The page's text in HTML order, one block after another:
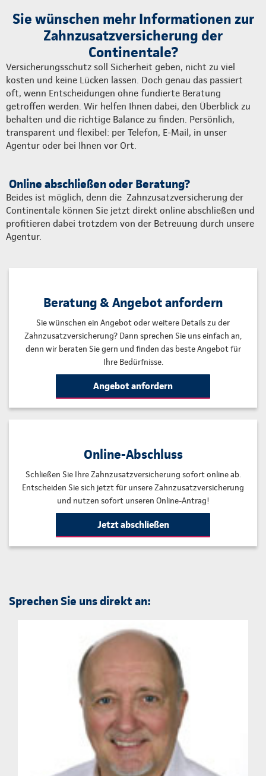
Sie wünschen mehr Informationen zur
Zahnzusatzversicherung der
Continentale?
Versicherungsschutz soll Sicherheit geben, nicht zu viel
kosten und keine Lücken lassen. Doch genau das passiert
oft, wenn Entscheidungen ohne fundierte Beratung
getroffen werden. Wir helfen Ihnen dabei, den Überblick zu
behalten und die richtige Balance zu finden. Persönlich,
transparent und flexibel: per Telefon, E-Mail, in unser
Agentur oder bei Ihnen vor Ort.
Online abschließen oder Beratung?
Beides ist möglich, denn die Zahnzusatzversicherung der
Continentale können Sie jetzt direkt online abschließen und
profitieren dabei trotzdem von der Betreuung durch unsere
Agentur.
Beratung & Angebot anfordern
Sie wünschen ein Angebot oder weitere Details zu der
Zahnzusatzversicherung? Dann sprechen Sie uns einfach an,
denn wir beraten Sie gern und finden das beste Angebot für
Ihre Bedürfnisse.
Angebot anfordern
Online-Abschluss
Schließen Sie Ihre Zahnzusatzversicherung sofort online ab.
Entscheiden Sie sich jetzt für unsere Zahnzusatzversicherung
und nutzen sofort unseren Online-Antrag!
Jetzt abschließen
Sprechen Sie uns direkt an: